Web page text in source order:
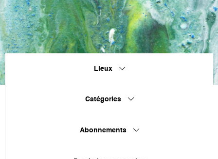
Lieux
Catégories
Abonnements